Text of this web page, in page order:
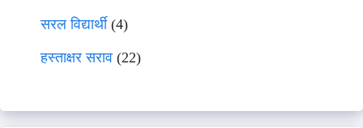
सरल विद्यार्थी(4)
हस्ताक्षर सराव (22)